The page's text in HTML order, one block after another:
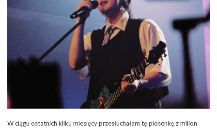
W ciągu ostatnich kilku miesięcy przesłuchałam tę piosenkę z milion